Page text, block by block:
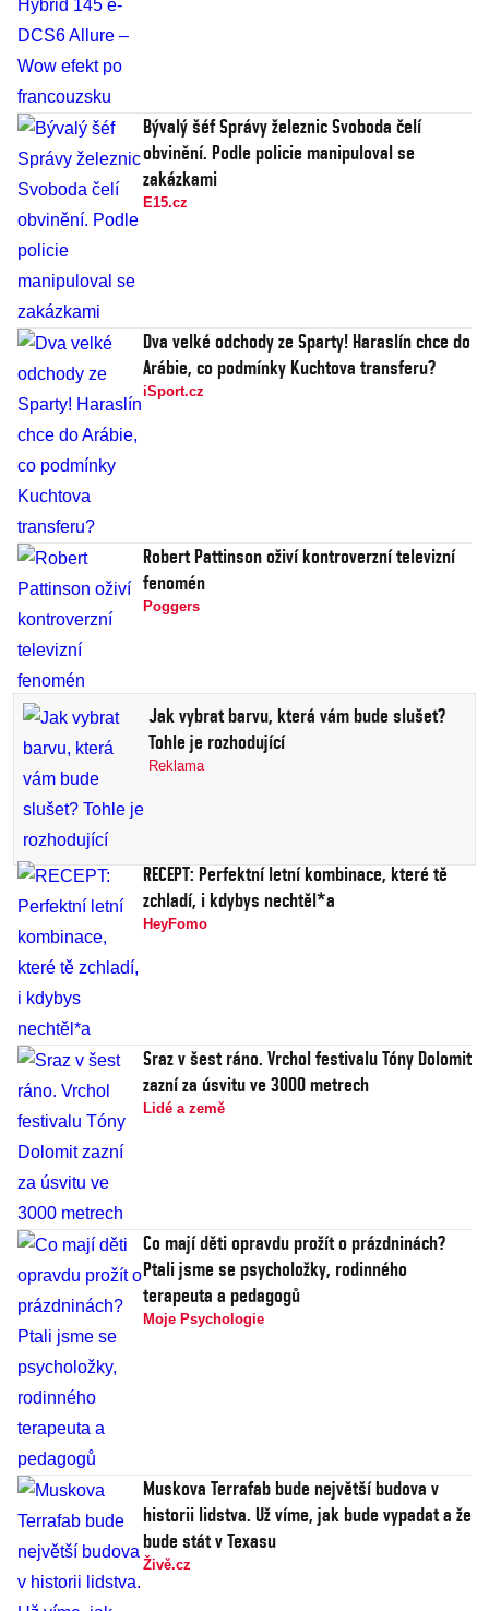
Bývalý šéf Správy železnic Svoboda čelí
obvinění. Podle policie manipuloval se
zakázkami
E15.cz
Dva velké odchody ze Sparty! Haraslín chce do
Arábie, co podmínky Kuchtova transferu?
iSport.cz
Robert Pattinson oživí kontroverzní televizní
fenomén
Poggers
Jak vybrat barvu, která vám bude slušet?
Tohle je rozhodující
Reklama
RECEPT: Perfektní letní kombinace, které tě
zchladí, i kdybys nechtěl*a
HeyFomo
Sraz v šest ráno. Vrchol festivalu Tóny Dolomit
zazní za úsvitu ve 3000 metrech
Lidé a země
Co mají děti opravdu prožít o prázdninách?
Ptali jsme se psycholožky, rodinného
terapeuta a pedagogů
Moje Psychologie
Muskova Terrafab bude největší budova v
historii lidstva. Už víme, jak bude vypadat a že
bude stát v Texasu
Živě.cz